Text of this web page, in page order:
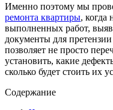
Именно поэтому мы
ремонта квартиры, когда
выполненных работ,
документы для
позволяет не просто
установить, какие
сколько будет стоить их
Содержание